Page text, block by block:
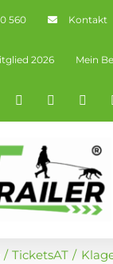
560 Kontakt
2026 Mein
Facebook
TicketsAT